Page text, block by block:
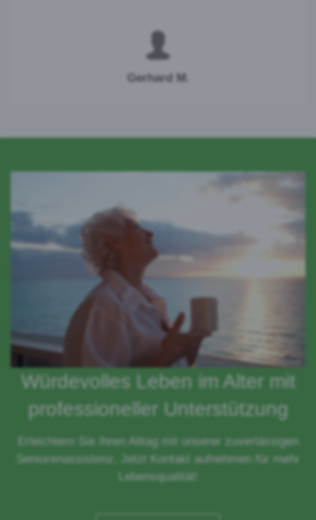
Gerhard M.
Würdevolles Leben im Alter mit
professioneller Unterstützung
Erleichtern Sie Ihren Alltag mit unserer zuverlässigen
Seniorenassistenz. Jetzt Kontakt aufnehmen für mehr
Lebensqualität!